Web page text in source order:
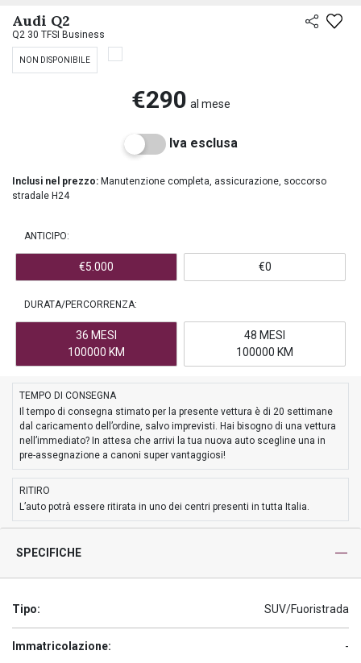
Audi Q2
Q2 30 TFSI Business
NON DISPONIBILE
€290 al mese
Iva esclusa
Inclusi nel prezzo: Manutenzione completa, assicurazione, soccorso
stradale H24
ANTICIPO:
€5.000 €0
DURATA/PERCORRENZA:
36 MESI
100000 KM
48 MESI
100000 KM
TEMPO DI CONSEGNA
Il tempo di consegna stimato per la presente vettura è di 20 settimane
dal caricamento dell’ordine, salvo imprevisti. Hai bisogno di una vettura
nell’immediato? In attesa che arrivi la tua nuova auto scegline una in
pre-assegnazione a canoni super vantaggiosi!
RITIRO
L’auto potrà essere ritirata in uno dei centri presenti in tutta Italia.
SPECIFICHE
Tipo: SUV/Fuoristrada
Immatricolazione: -